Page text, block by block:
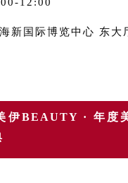
海新国际博览中心 东大
伊BEAUTY · 年度